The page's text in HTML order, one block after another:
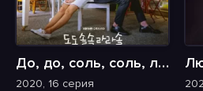
До, до, соль, соль, ля, ля, соль
2020, 16 серия